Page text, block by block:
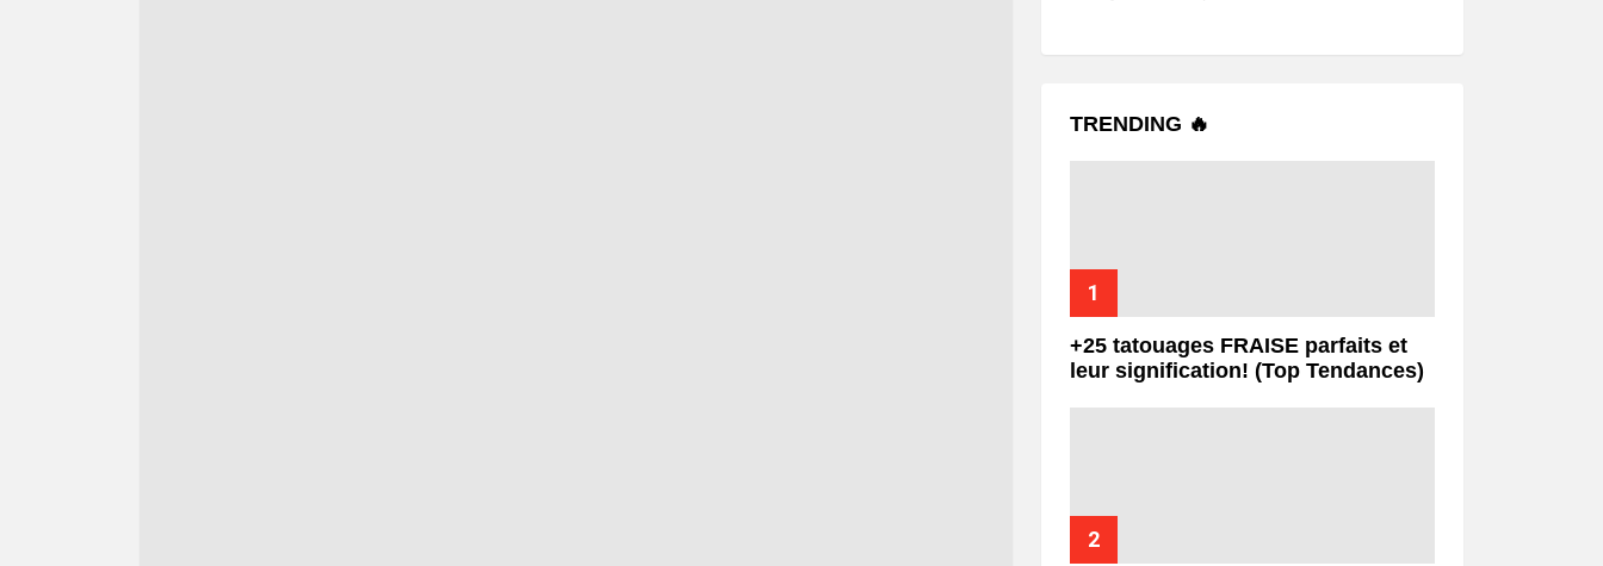
TRENDING 🔥
+25 tatouages ​​FRAISE parfaits et
leur signification! (Top Tendances)